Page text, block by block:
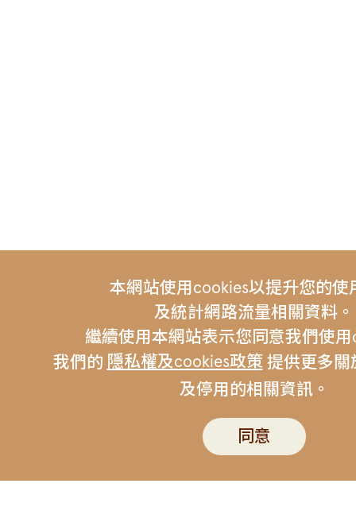
友站連結 | 伯朗咖啡 金車集
伯朗行動APP 隱私權政策
版權所有 © Mr. Brown Coffee Company. All
本網站使用cookies以提升您的使
及統計網路流量相關資料。
繼續使用本網站表示您同意我們使
我們的 隱私權及cookies政策 提供更多關
及停用的相關資訊。
同意